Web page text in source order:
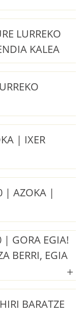
LURREKO
KALEA
| IXER
| AZOKA |
| GORA EGIA!
BERRI, EGIA
BARATZE